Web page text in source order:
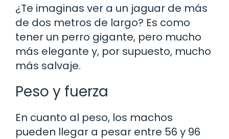
¿Te imaginas ver a un jaguar de más
de dos metros de largo? Es como
tener un perro gigante, pero mucho
más elegante y, por supuesto, mucho
más salvaje.
Peso y fuerza
En cuanto al peso, los machos
pueden llegar a pesar entre 56 y 96